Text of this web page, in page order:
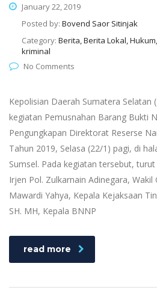
January 22, 2019
Posted by: Bovend Saor Sitinjak
Category: Berita, Berita Lokal,
kriminal
No Comments
Kepolisian Daerah Sumatera Selatan
kegiatan Pemusnahan Barang Bukti
Pengungkapan Direktorat Reserse
Tahun 2019, Selasa (22/1) pagi, di
Sumsel. Pada kegiatan tersebut,
Irjen Pol. Zulkarnain Adinegara, Wakil
Mawardi Yahya, Kepala Kejaksaan
SH. MH, Kepala BNNP
read more